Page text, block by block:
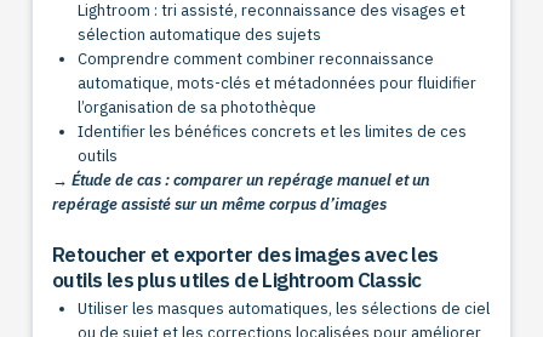
Lightroom : tri assisté, reconnaissance des visages et
sélection automatique des sujets
Comprendre comment combiner reconnaissance
automatique, mots-clés et métadonnées pour fluidifier
l’organisation de sa photothèque
Identifier les bénéfices concrets et les limites de ces
outils
→ Étude de cas : comparer un repérage manuel et un
repérage assisté sur un même corpus d’images
Retoucher et exporter des images avec les
outils les plus utiles de Lightroom Classic
Utiliser les masques automatiques, les sélections de ciel
ou de sujet et les corrections localisées pour améliorer